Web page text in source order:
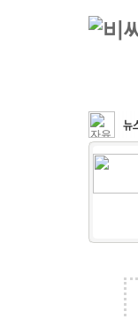
커뮤니티